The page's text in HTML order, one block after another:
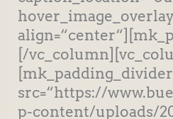
[/
src=“https://
p-content/uploads/